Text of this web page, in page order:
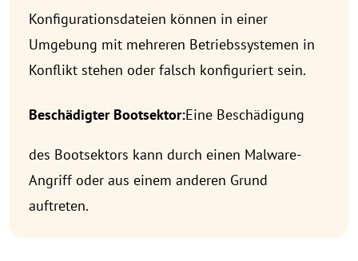
Konfigurationsdateien können in einer
Umgebung mit mehreren Betriebssystemen in
Konflikt stehen oder falsch konfiguriert sein.
Beschädigter Bootsektor:Eine Beschädigung
des Bootsektors kann durch einen Malware-
Angriff oder aus einem anderen Grund
auftreten.